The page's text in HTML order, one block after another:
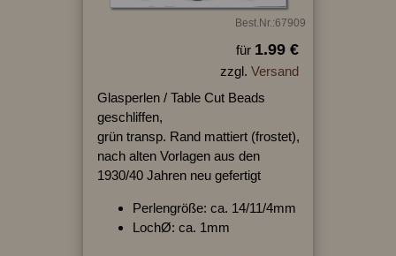
Best.Nr.:67909
für 1.99 €
zzgl. Versand
Glasperlen / Table Cut Beads
geschliffen,
grün transp. Rand mattiert (frostet),
nach alten Vorlagen aus den
1930/40 Jahren neu gefertigt
Perlengröße: ca. 14/11/4mm
LochØ: ca. 1mm